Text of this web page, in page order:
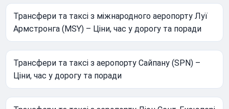
Трансфери та таксі з міжнародного аеропорту Луї
Армстронга (MSY) – Ціни, час у дорогу та поради
Трансфери та таксі з аеропорту Сайпану (SPN) –
Ціни, час у дорогу та поради